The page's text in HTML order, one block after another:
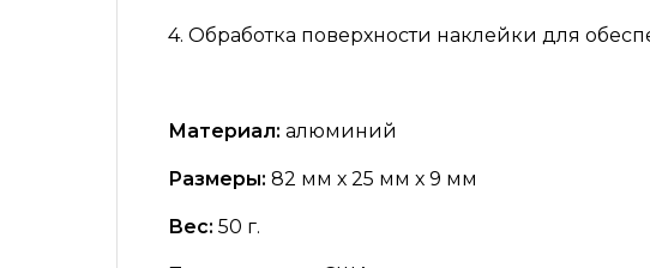
4. Обработка поверхности наклейки для
Материал: алюминий
Размеры: 82 мм х 25 мм х 9 мм
Вес: 50 г.